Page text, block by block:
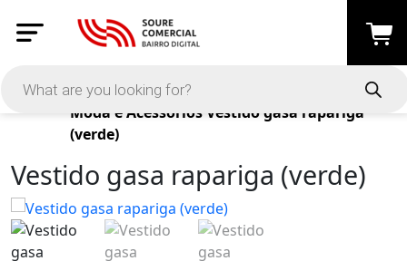
Products
Moda e Acessórios Vestido gasa rapariga
(verde)
Vestido gasa rapariga (verde)